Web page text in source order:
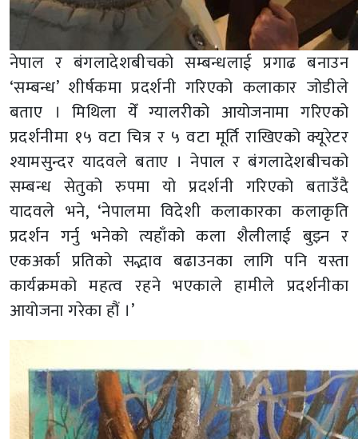
नेपाल र बंगलादेशबीचको सम्बन्धलाई प्रगाढ बनाउन
‘सम्बन्ध’ शीर्षकमा प्रदर्शनी गरिएको कलाकार जोडीले
बताए । मिथिला येँ ग्यालरीको आयोजनामा गरिएको
प्रदर्शनीमा १५ वटा चित्र र ५ वटा मूर्ति राखिएको क्यूरेटर
श्यामसुन्दर यादवले बताए । नेपाल र बंगलादेशबीचको
सम्बन्ध सेतुको रुपमा यो प्रदर्शनी गरिएको बताउँदै
यादवले भने, ‘नेपालमा विदेशी कलाकारका कलाकृति
प्रदर्शन गर्नु भनेको त्यहाँको कला शैलीलाई बुझ्न र
एकअर्का प्रतिको सद्भाव बढाउनका लागि पनि यस्ता
कार्यक्रमको महत्व रहने भएकाले हामीले प्रदर्शनीका
आयोजना गरेका हौं ।’